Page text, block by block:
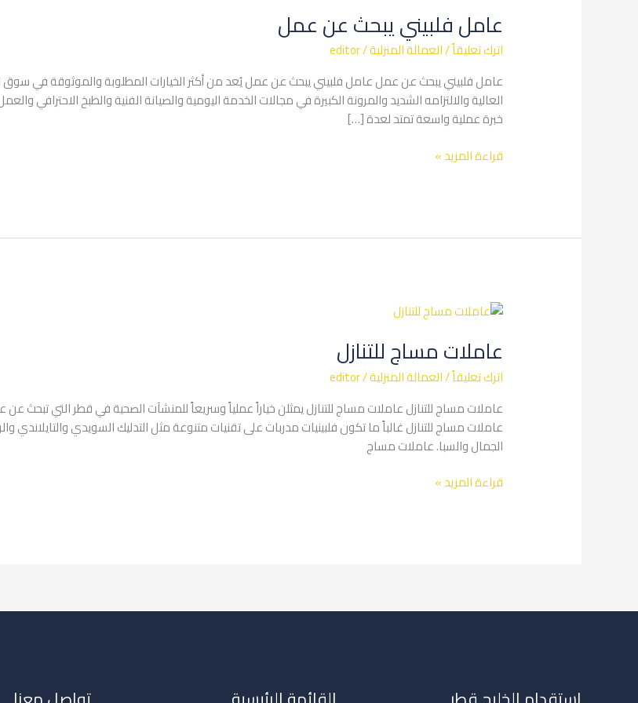
عامل فلبيني يبحث عن عمل
اترك تعليقاً/العمالة المنزلية/
editor
عامل فلبيني يبحث عن عمل عامل فلبيني يبحث عن عمل يُعد من أكثر الخيارات المطلوبة والموثوقة في سوق
العالية والالتزامه الشديد والمرونة الكبيرة في مجالات الخدمة اليومية والصيانة الفنية والطبخ
خبرة عملية واسعة تمتد لعدة […]
يبحث
عن
عمل
قراءة المزيد »
عاملات مساج للتنازل
اترك تعليقاً/العمالة المنزلية/
editor
عاملات مساج للتنازل عاملات مساج للتنازل يمثلن خياراً عملياً وسريعاً للمنشآت الصحية في قطر التي تبحث
الجمال والسبا. عاملات مساج
عاملات
للتنازل
قراءة المزيد »